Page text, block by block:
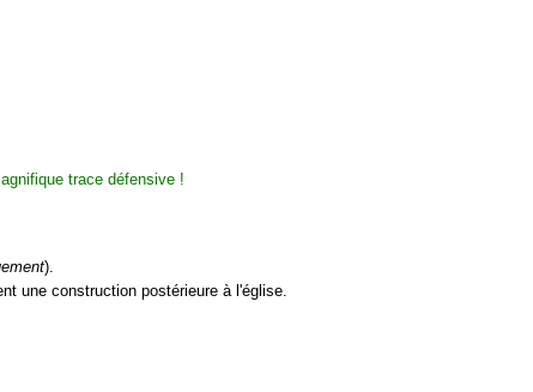
).
une construction postérieure à l'église.